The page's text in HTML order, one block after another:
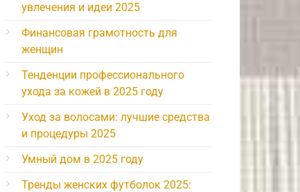
увлечения и идеи 2025
Финансовая грамотность для
женщин
Тенденции профессионального
ухода за кожей в 2025 году
Уход за волосами: лучшие средства
и процедуры 2025
Умный дом в 2025 году
Тренды женских футболок 2025: